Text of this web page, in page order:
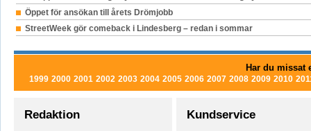
Öppet för ansökan till årets Drömjobb
StreetWeek gör comeback i Lindesberg – redan i sommar
Har du missat
1999 2000 2001 2002 2003 2004 2005 2006 2007 2008 2009 2010
Redaktion Kundservice